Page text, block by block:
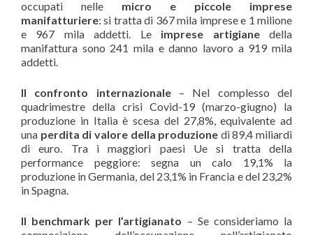
occupati nelle micro e piccole imprese
manifatturiere: si tratta di 367 mila imprese e 1 milione
e 967 mila addetti. Le imprese artigianedella
manifattura sono 241 mila e danno lavoro a 919 mila
addetti.
Il confronto internazionale– Nel complesso del
quadrimestre della crisi Covid-19 (marzo-giugno) la
produzione in Italia è scesa del 27,8%, equivalente ad
una perdita di valore della produzione di 89,4 miliardi
di euro. Tra i maggiori paesi Ue si tratta della
performance peggiore: segna un calo 19,1% la
produzione in Germania, del 23,1% in Francia e del 23,2%
in Spagna.
Il benchmark per l’artigianato – Se consideriamo la